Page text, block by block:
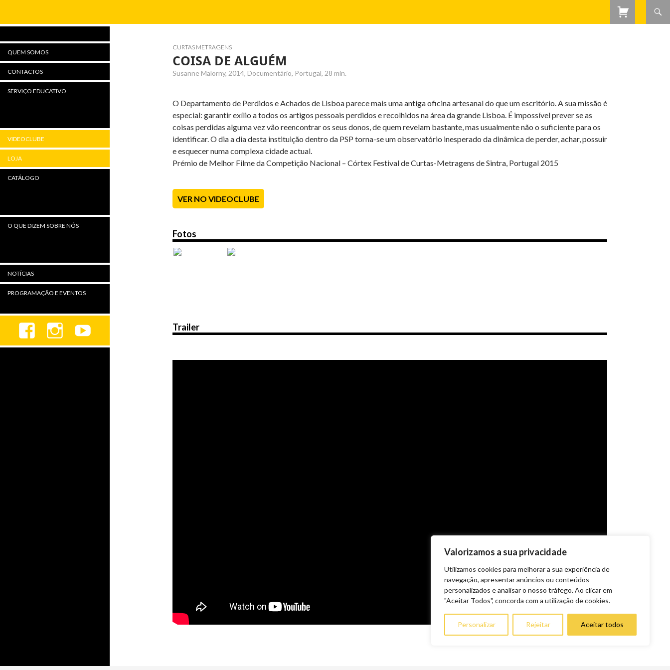
Valorizamos a sua privacidade
Utilizamos cookies para melhorar a sua experiência de
navegação, apresentar anúncios ou conteúdos
personalizados e analisar o nosso tráfego. Ao clicar em
"Aceitar Todos", concorda com a utilização de cookies.
Personalizar Rejeitar Aceitar todos
CURTAS METRAGENS
COISA DE ALGUÉM
Susanne Malorny, 2014, Documentário, Portugal, 28 min.
O Departamento de Perdidos e Achados de Lisboa parece mais uma antiga oficina artesanal do que um escritório. A sua missão é
especial: garantir exílio a todos os artigos pessoais perdidos e recolhidos na área da grande Lisboa. É impossível prever se as
coisas perdidas alguma vez vão reencontrar os seus donos, de quem revelam bastante, mas usualmente não o suficiente para os
identificar. O dia a dia desta instituição dentro da PSP torna-se um observatório inesperado da dinâmica de perder, achar, possuir
e esquecer numa complexa cidade actual.
Prémio de Melhor Filme da Competição Nacional – Córtex Festival de Curtas-Metragens de Sintra, Portugal 2015
VER NO VIDEOCLUBE
Fotos
Trailer
QUEM SOMOS
CONTACTOS
SERVIÇO EDUCATIVO
VIDEOCLUBE
LOJA
CATÁLOGO
O QUE DIZEM SOBRE NÓS
NOTÍCIAS
PROGRAMAÇÃO E EVENTOS